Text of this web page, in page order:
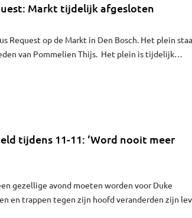
Markt tijdelijk afgesloten
Request op de Markt in Den Bosch. Het plein
van Pommelien Thijs. Het plein is tijdelijk
tijdens 11-11: ‘Word nooit meer
gezellige avond moeten worden voor Duke
en trappen tegen zijn hoofd veranderden zijn